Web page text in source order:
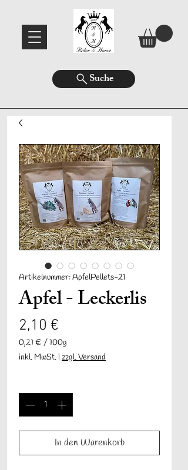
Suche
Artikelnummer: ApfelPellets-21
Apfel - Leckerlis
2,10 €
0,21 € / 100g
0,21 €
pro
inkl. MwSt.| zzgl. Versand
In den Warenkorb